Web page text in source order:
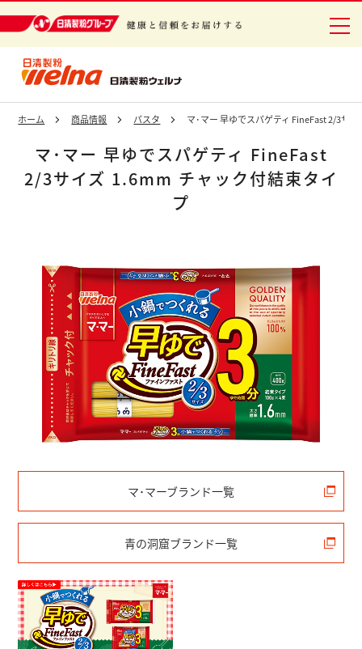
ホーム 商品情報 パスタ マ･マー 早ゆでスパゲティ FineFast 2/3サ
マ･マー 早ゆでスパゲティ FineFast
2/3サイズ 1.6mm チャック付結束タイ
プ
マ･マーブランド一覧
青の洞窟ブランド一覧